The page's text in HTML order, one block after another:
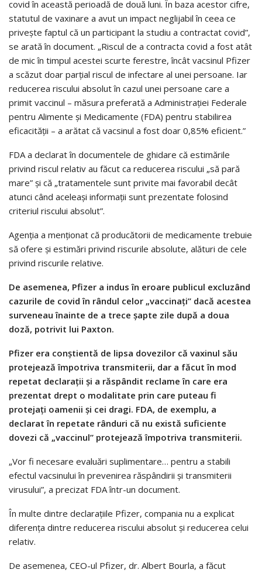
covid în această perioadă de două luni. În baza acestor cifre,
statutul de vaxinare a avut un impact neglijabil în ceea ce
privește faptul că un participant la studiu a contractat covid”,
se arată în document. „Riscul de a contracta covid a fost atât
de mic în timpul acestei scurte ferestre, încât vacsinul Pfizer
a scăzut doar parțial riscul de infectare al unei persoane. Iar
reducerea riscului absolut în cazul unei persoane care a
primit vaccinul – măsura preferată a Administrației Federale
pentru Alimente și Medicamente (FDA) pentru stabilirea
eficacității – a arătat că vacsinul a fost doar 0,85% eficient.”
FDA a declarat în documentele de ghidare că estimările
privind riscul relativ au făcut ca reducerea riscului „să pară
mare” și că „tratamentele sunt privite mai favorabil decât
atunci când aceleași informații sunt prezentate folosind
criteriul riscului absolut”.
Agenția a menționat că producătorii de medicamente trebuie
să ofere și estimări privind riscurile absolute, alături de cele
privind riscurile relative.
De asemenea, Pfizer a indus în eroare publicul excluzând
cazurile de covid în rândul celor „vaccinați” dacă acestea
surveneau înainte de a trece șapte zile după a doua
doză, potrivit lui Paxton.
Pfizer era conștientă de lipsa dovezilor că vaxinul său
protejează împotriva transmiterii, dar a făcut în mod
repetat declarații și a răspândit reclame în care era
prezentat drept o modalitate prin care puteau fi
protejați oamenii și cei dragi. FDA, de exemplu, a
declarat în repetate rânduri că nu există suficiente
dovezi că „vaccinul” protejează împotriva transmiterii.
„Vor fi necesare evaluări suplimentare… pentru a stabili
efectul vacsinului în prevenirea răspândirii și transmiterii
virusului”, a precizat FDA într-un document.
În multe dintre declarațiile Pfizer, compania nu a explicat
diferența dintre reducerea riscului absolut și reducerea celui
relativ.
De asemenea, CEO-ul Pfizer, dr. Albert Bourla, a făcut